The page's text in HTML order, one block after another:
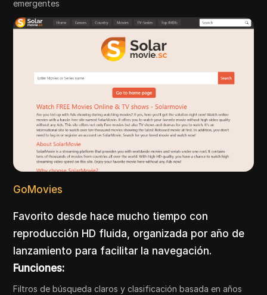
emergentes
GoMovies
Favorito desde hace mucho tiempo con
reproducción HD fluida, organizada por año de
lanzamiento para facilitar la navegación.
Funciones:
Filtros de búsqueda claros y clasificación basada en años